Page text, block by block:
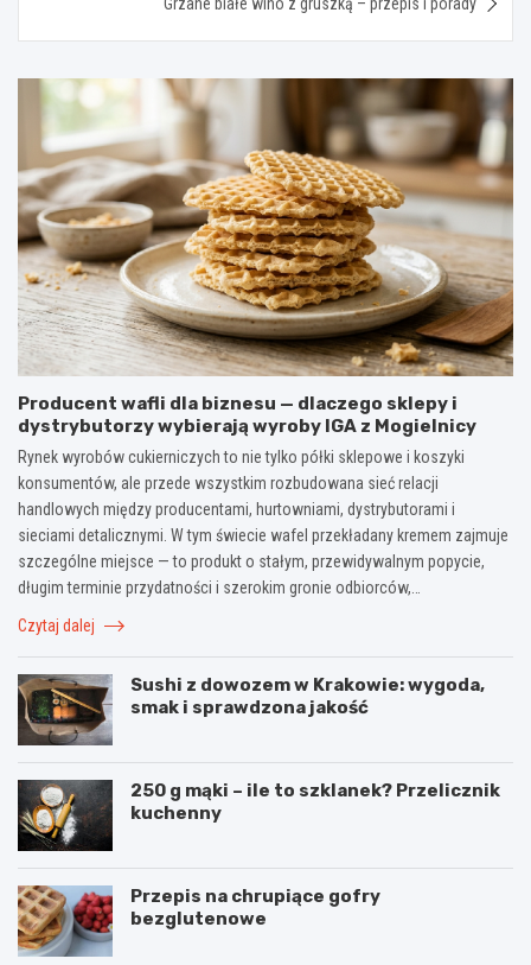
Producent wafli dla biznesu — dlaczego sklepy i
dystrybutorzy wybierają wyroby IGA z Mogielnicy
Rynek wyrobów cukierniczych to nie tylko półki sklepowe i koszyki
konsumentów, ale przede wszystkim rozbudowana sieć relacji
handlowych między producentami, hurtowniami, dystrybutorami i
sieciami detalicznymi. W tym świecie wafel przekładany kremem zajmuje
szczególne miejsce — to produkt o stałym, przewidywalnym popycie,
długim terminie przydatności i szerokim gronie odbiorców,…
Czytaj dalej
Sushi z dowozem w Krakowie: wygoda,
smak i sprawdzona jakość
250 g mąki – ile to szklanek? Przelicznik
kuchenny
Przepis na chrupiące gofry
bezglutenowe